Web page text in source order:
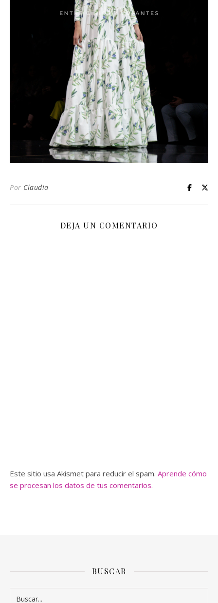
Por Claudia
DEJA UN COMENTARIO
Este sitio usa Akismet para reducir el spam. Aprende cómo
se procesan los datos de tus comentarios.
BUSCAR